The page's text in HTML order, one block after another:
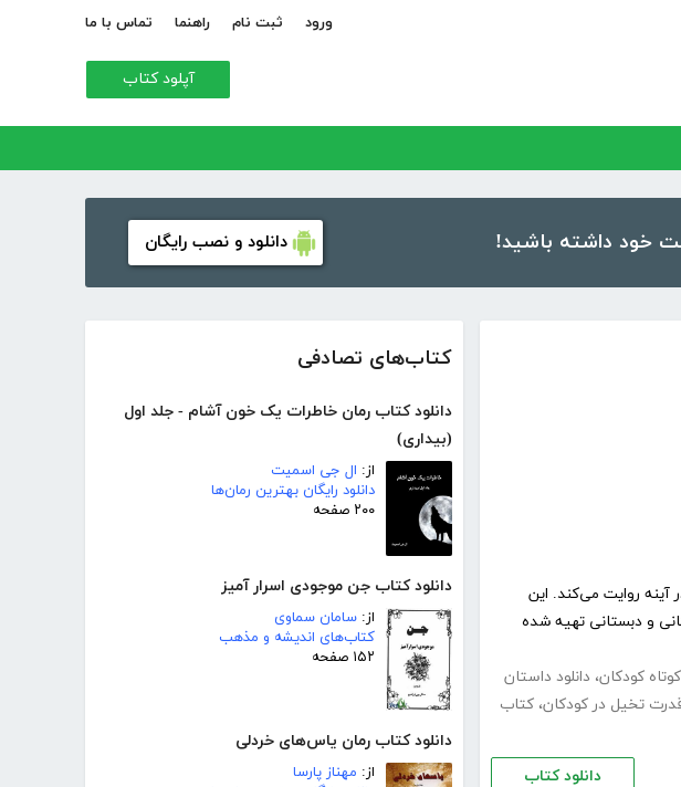
ورود ثبت نام راهنما تماس با ما
آپلود کتاب
دانلود و نصب رایگان
کتاب‌های تصادفی
دانلود کتاب رمان خاطرات یک خون آشام - جلد اول
(بیداری)
از: ال جی اسمیت
دانلود رایگان بهترین رمان‌ها
۲۰۰ صفحه
دانلود کتاب جن موجودی اسرار آمیز
از: سامان سماوی
کتاب‌های اندیشه و مذهب
۱۵۲ صفحه
دانلود کتاب رمان یاس‌های خردلی
از: مهناز پارسا
روایت می‌کند. این
و دبستانی تهیه شده
کودکان، دانلود داستان
تخیل در کودکان، کتاب
دانلود کتاب